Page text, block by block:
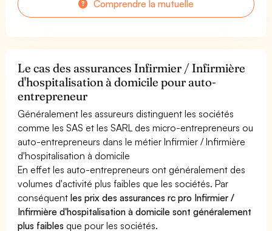
Comprendre la mutuelle
Le cas des assurances Infirmier / Infirmière
d'hospitalisation à domicile pour auto-
entrepreneur
Généralement les assureurs distinguent les sociétés
comme les SAS et les SARL des micro-entrepreneurs ou
auto-entrepreneurs dans le métier Infirmier / Infirmière
d'hospitalisation à domicile
En effet les auto-entrepreneurs ont généralement des
volumes d'activité plus faibles que les sociétés. Par
conséquentles prix des assurances rc pro Infirmier /
Infirmière d'hospitalisation à domicile sont généralement
plus faibles que pour les sociétés.